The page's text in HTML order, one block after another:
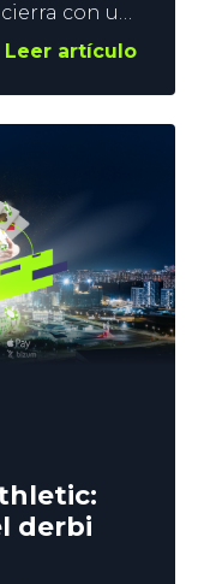
con un
alberga el
el 2026
Los
del
madrileños
Leer artículo
derbi